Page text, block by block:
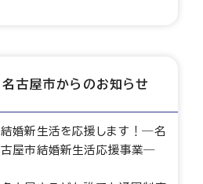
名古屋市からのお知らせ
結婚新生活を応援します！―名
古屋市結婚新生活応援事業―